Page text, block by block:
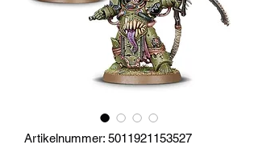
Artikelnummer: 5011921153527